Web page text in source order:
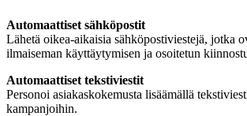
Automaattiset sähköpostit
Lähetä oikea-aikaisia sähköpostiviestejä, jotka
ilmaiseman käyttäytymisen ja osoitetun
Automaattiset tekstiviestit
Personoi asiakaskokemusta lisäämällä
kampanjoihin.